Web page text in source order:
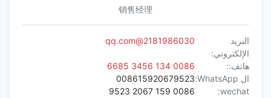
销售经理
البريد
الإلكتروني:
2181986030@qq.com
هاتف::
0086 134 3456 6685
ال WhatsApp:
008615920679523
wechat:
0086 159 2067 9523